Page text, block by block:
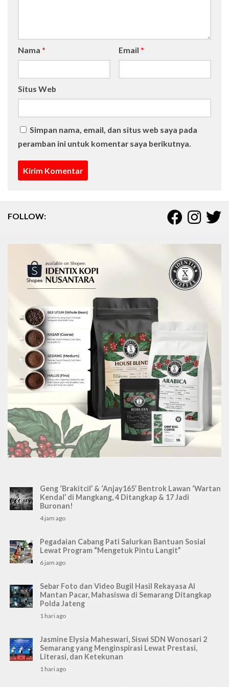
Nama * Email *
Situs Web
Simpan nama, email, dan situs web saya pada
peramban ini untuk komentar saya berikutnya.
FOLLOW:
Geng ‘Brakitcil’ & ‘Anjay165’ Bentrok Lawan ‘Wartan
Kendal’ di Mangkang, 4 Ditangkap & 17 Jadi
Buronan!
4 jam ago
Pegadaian Cabang Pati Salurkan Bantuan Sosial
Lewat Program “Mengetuk Pintu Langit”
6 jam ago
Sebar Foto dan Video Bugil Hasil Rekayasa AI
Mantan Pacar, Mahasiswa di Semarang Ditangkap
Polda Jateng
1 hari ago
Jasmine Elysia Maheswari, Siswi SDN Wonosari 2
Semarang yang Menginspirasi Lewat Prestasi,
Literasi, dan Ketekunan
1 hari ago